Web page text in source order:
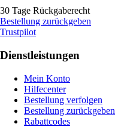
30 Tage Rückgaberecht
Bestellung zurückgeben
Trustpilot
Dienstleistungen
Mein Konto
Hilfecenter
Bestellung verfolgen
Bestellung zurückgeben
Rabattcodes